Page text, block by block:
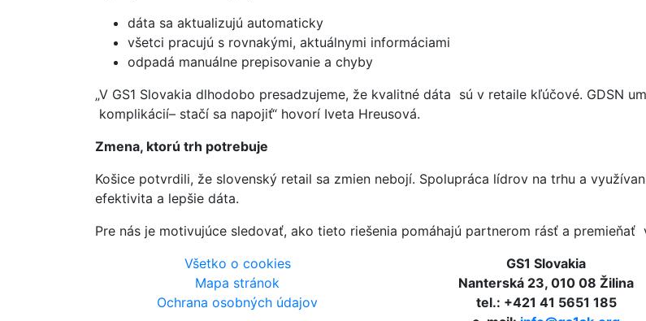
dáta sa aktualizujú automaticky
všetci pracujú s rovnakými, aktuálnymi informáciami
odpadá manuálne prepisovanie a chyby
„V GS1 Slovakia dlhodobo presadzujeme, že kvalitné dáta sú v retaile kľúčové. GDSN
komplikácií– stačí sa napojiť“ hovorí Iveta Hreusová.
Zmena, ktorú trh potrebuje
Košice potvrdili, že slovenský retail sa zmien nebojí. Spolupráca lídrov na trhu a
efektivita a lepšie dáta.
Pre nás je motivujúce sledovať, ako tieto riešenia pomáhajú partnerom rásť a premieňať
Všetko o cookies
Mapa stránok
Ochrana osobných údajov
GS1 Slovakia
Nanterská 23, 010 08 Žilina
tel.: +421 41 5651 185